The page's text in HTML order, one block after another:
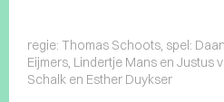
regie: Thomas Schoots, spel:
Eijmers, Lindertje Mans en Justus
Schalk en Esther Duykser